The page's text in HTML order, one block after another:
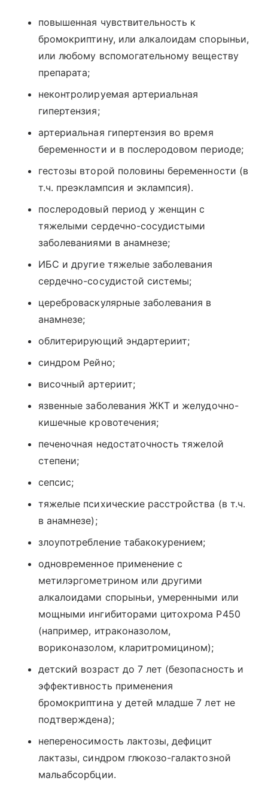
повышенная чувствительность к
бромокриптину, или алкалоидам спорыньи,
или любому вспомогательному веществу
препарата;
неконтролируемая артериальная
гипертензия;
артериальная гипертензия во время
беременности и в послеродовом периоде;
гестозы второй половины беременности (в
т.ч. преэклампсия и эклампсия).
послеродовый период у женщин с
тяжелыми сердечно-сосудистыми
заболеваниями в анамнезе;
ИБС и другие тяжелые заболевания
сердечно-сосудистой системы;
цереброваскулярные заболевания в
анамнезе;
облитерирующий эндартериит;
синдром Рейно;
височный артериит;
язвенные заболевания ЖКТ и желудочно-
кишечные кровотечения;
печеночная недостаточность тяжелой
степени;
сепсис;
тяжелые психические расстройства (в т.ч.
в анамнезе);
злоупотребление табакокурением;
одновременное применение с
метилэргометрином или другими
алкалоидами спорыньи, умеренными или
мощными ингибиторами цитохрома Р450
(например, итраконазолом,
вориконазолом, кларитромицином);
детский возраст до 7 лет (безопасность и
эффективность применения
бромокриптина у детей младше 7 лет не
подтверждена);
непереносимость лактозы, дефицит
лактазы, синдром глюкозо-галактозной
мальабсорбции.